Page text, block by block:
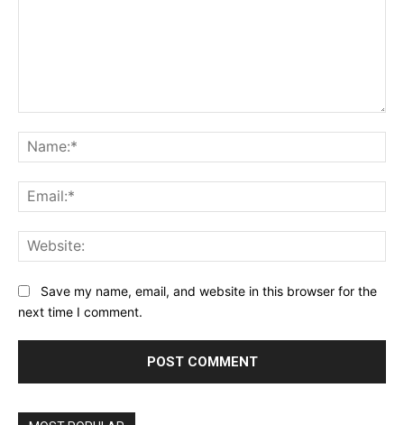
Save my name, email, and website in this browser for the
next time I comment.